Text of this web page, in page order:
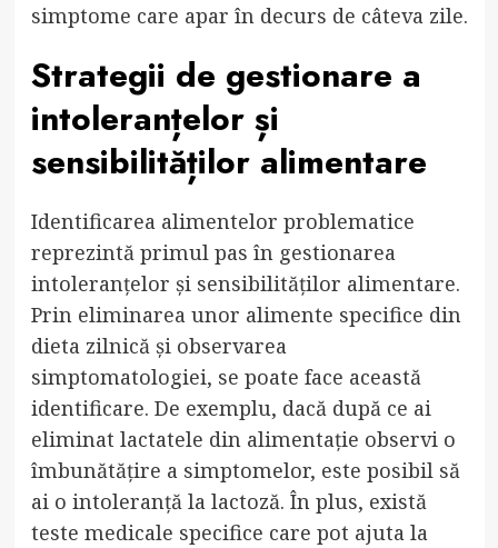
simptome care apar în decurs de câteva zile.
Strategii de gestionare a
intoleranțelor și
sensibilităților alimentare
Identificarea alimentelor problematice
reprezintă primul pas în gestionarea
intoleranțelor și sensibilităților alimentare.
Prin eliminarea unor alimente specifice din
dieta zilnică și observarea
simptomatologiei, se poate face această
identificare. De exemplu, dacă după ce ai
eliminat lactatele din alimentație observi o
îmbunătățire a simptomelor, este posibil să
ai o intoleranță la lactoză. În plus, există
teste medicale specifice care pot ajuta la